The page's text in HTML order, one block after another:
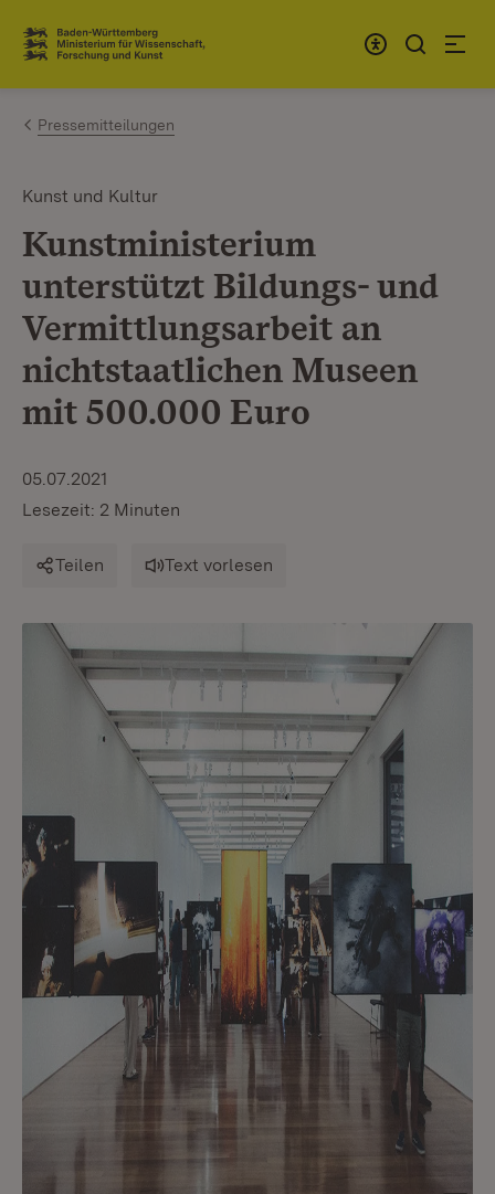
Zum Inhalt springen
Link zur Startseite
Pressemitteilungen
Kunst und Kultur
Kunstministerium
unterstützt Bildungs- und
Vermittlungsarbeit an
nichtstaatlichen Museen
mit 500.000 Euro
05.07.2021
Lesezeit: 2 Minuten
Teilen Text vorlesen